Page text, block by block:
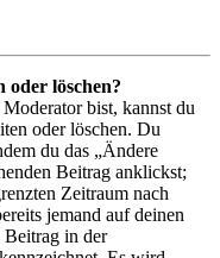
oder löschen?
bist, kannst du
oder löschen. Du
du das „Ändere
Beitrag anklickst;
Zeitraum nach
jemand auf deinen
in der